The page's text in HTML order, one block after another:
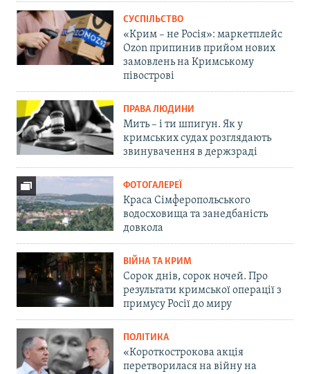
СУСПІЛЬСТВО
«Крим – не Росія»: маркетплейс
Ozon припинив прийом нових
замовлень на Кримському
півострові
ПРАВА ЛЮДИНИ
Мить – і ти шпигун. Як у
кримських судах розглядають
звинувачення в держзраді
ФОТОГАЛЕРЕЇ
Краса Сімферопольського
водосховища та занедбаність
довкола
ВІЙНА ТА КРИМ
Сорок днів, сорок ночей. Про
результати кримської операції з
примусу Росії до миру
ПОЛІТИКА
«Короткострокова акція
перетворилася на війну на